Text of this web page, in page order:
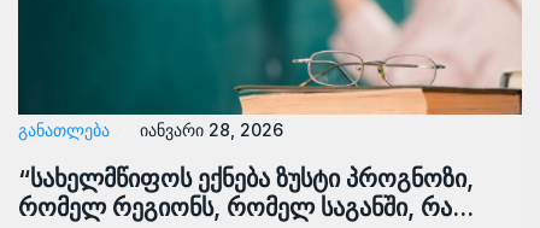
ᲒᲐᲜᲐᲗᲚᲔᲑᲐ იანვარი 28, 2026
“სახელმწიფოს ექნება ზუსტი პროგნოზი,
რომელ რეგიონს, რომელ საგანში, რა…